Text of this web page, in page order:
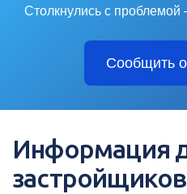
Столкнулись с
Сообщить
Информация
застройщиков